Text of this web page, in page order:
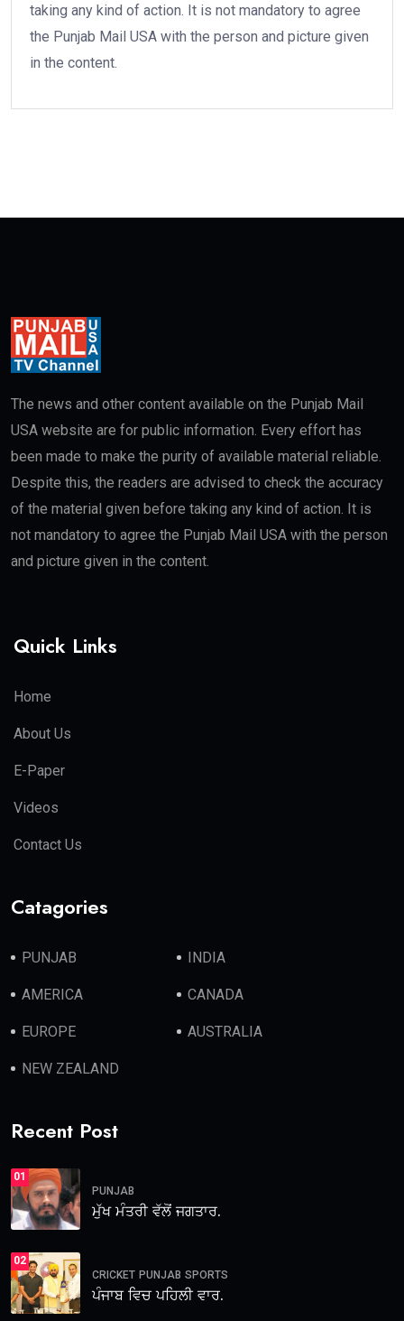
taking any kind of action. It is not mandatory to agree
the Punjab Mail USA with the person and picture given
in the content.
The news and other content available on the Punjab Mail
USA website are for public information. Every effort has
been made to make the purity of available material reliable.
Despite this, the readers are advised to check the accuracy
of the material given before taking any kind of action. It is
not mandatory to agree the Punjab Mail USA with the person
and picture given in the content.
Quick Links
Home
About Us
E-Paper
Videos
Contact Us
Catagories
PUNJAB INDIA
AMERICA CANADA
EUROPE AUSTRALIA
NEW ZEALAND
Recent Post
01
PUNJAB
ਮੁੱਖ ਮੰਤਰੀ ਵੱਲੋਂ ਜਗਤਾਰ.
02
CRICKET PUNJAB SPORTS
ਪੰਜਾਬ ਵਿਚ ਪਹਿਲੀ ਵਾਰ.